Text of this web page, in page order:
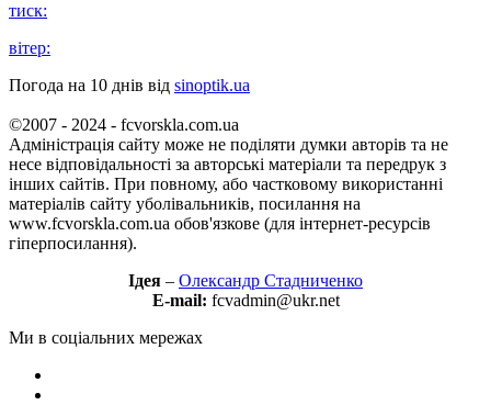
тиск:
вітер:
Погода на 10 днів від sinoptik.ua
©2007 - 2024 - fcvorskla.com.ua
Адміністрація сайту може не поділяти думки авторів та не
несе відповідальності за авторські матеріали та передрук з
інших сайтів. При повному, або частковому використанні
матеріалів сайту уболівальників, посилання на
www.fcvorskla.com.ua обов'язкове (для інтернет-ресурсів
гіперпосилання).
Ідея – Олександр Стадниченко
E-mail: fcvadmin@ukr.net
Ми в соціальних мережах